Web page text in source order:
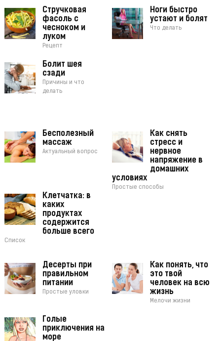
Стручковая
фасоль с
чесноком и
луком
Рецепт
Ноги быстро
устают и болят
Что делать
Болит шея
сзади
Причины и что
делать
Бесполезный
массаж
Актуальный вопрос
Как снять
стресс и
нервное
напряжение в
домашних
условиях
Простые способы
Клетчатка: в
каких
продуктах
содержится
больше всего
Список
Десерты при
правильном
питании
Простые уловки
Как понять, что
это твой
человек на всю
жизнь
Мелочи жизни
Голые
приключения на
море